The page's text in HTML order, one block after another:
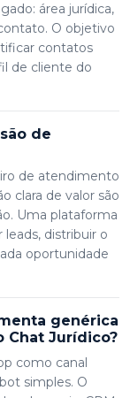
área jurídica,
O objetivo
contatos
de cliente do
de
de atendimento
clara de valor são
Uma plataforma
distribuir o
oportunidade
genérica
Chat Jurídico?
como canal
simples. O